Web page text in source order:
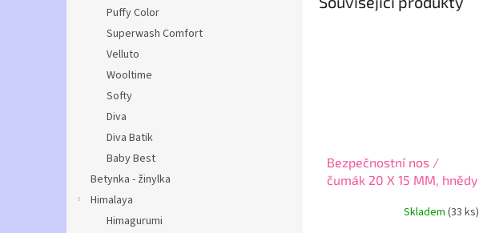
Puffy Color
Superwash Comfort
Velluto
Wooltime
Softy
Diva
Diva Batik
Baby Best
Betynka - žinylka
Himalaya
Himagurumi
Bezpečnostní nos /
čumák 20 X 15 MM, hnědy
Skladem (33 ks)